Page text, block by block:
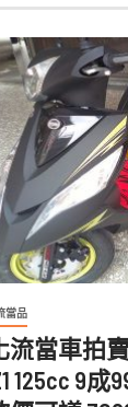
當品
流當車拍賣
125cc 9